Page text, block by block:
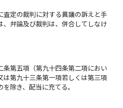
査定の裁判に対する異議の訴えと手
、弁論及び裁判は、併合してしなけ
条第五項（第九十四条第二項におい
は第九十三条第一項若しくは第三項
除き、配当に充てる。